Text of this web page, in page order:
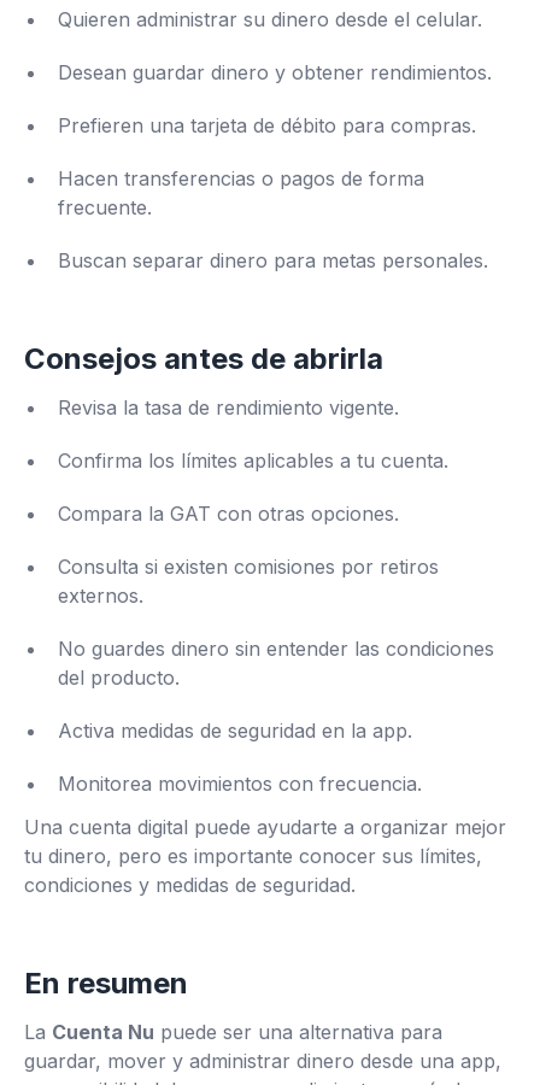
Quieren administrar su dinero desde el celular.
Desean guardar dinero y obtener rendimientos.
Prefieren una tarjeta de débito para compras.
Hacen transferencias o pagos de forma
frecuente.
Buscan separar dinero para metas personales.
Consejos antes de abrirla
Revisa la tasa de rendimiento vigente.
Confirma los límites aplicables a tu cuenta.
Compara la GAT con otras opciones.
Consulta si existen comisiones por retiros
externos.
No guardes dinero sin entender las condiciones
del producto.
Activa medidas de seguridad en la app.
Monitorea movimientos con frecuencia.
Una cuenta digital puede ayudarte a organizar mejor
tu dinero, pero es importante conocer sus límites,
condiciones y medidas de seguridad.
En resumen
La Cuenta Nu puede ser una alternativa para
guardar, mover y administrar dinero desde una app,